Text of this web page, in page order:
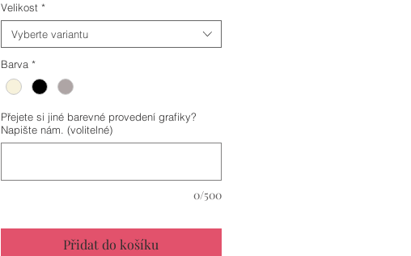
Velikost *
Vyberte variantu
Barva *
Přejete si jiné barevné provedení grafiky?
Napište nám. (volitelné)
0/500
Přidat do košíku